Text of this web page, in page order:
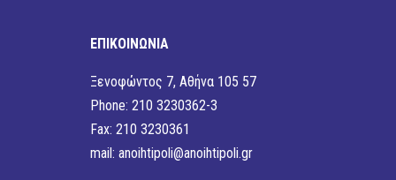
ΕΠΙΚΟΙΝΩΝΙΑ
Ξενοφώντος 7, Αθήνα 105 57
Phone: 210 3230362-3
Fax: 210 3230361
mail: anoihtipoli@anoihtipoli.gr